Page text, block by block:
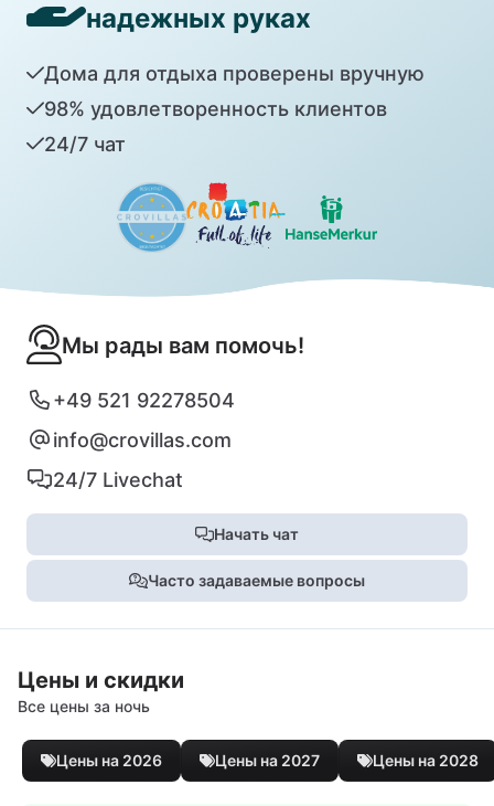
надежных руках
Дома для отдыха проверены вручную
98% удовлетворенность клиентов
24/7 чат
Мы рады вам помочь!
+49 521 92278504
info@crovillas.com
24/7 Livechat
Начать чат
Часто задаваемые вопросы
Цены и скидки
Все цены за ночь
Цены на 2026 Цены на 2027 Цены на 2028